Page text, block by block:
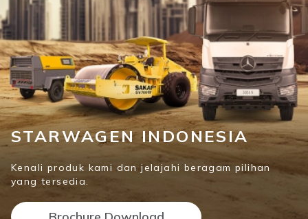
STARWAGEN INDONESIA
Kenali produk kami dan jelajahi beragam pilihan
yang tersedia.